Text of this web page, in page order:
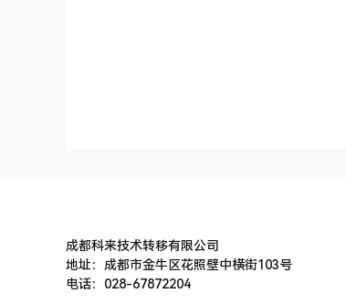
成都科来技术转移有限公司
地址：成都市金牛区花照壁中横街103号
电话：028-67872204